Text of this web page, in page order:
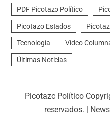
PDF Picotazo Político
Picotazo Estados
Tecnología Vídeo
Últimas Noticias
Picotazo Político
reservados. |